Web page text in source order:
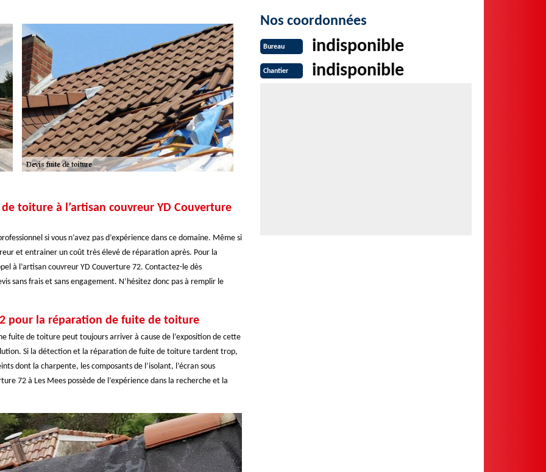
toiture à l’artisan couvreur YD Couverture
si vous n’avez pas d’expérience dans ce domaine. Même si
et entrainer un coût très élevé de réparation après. Pour la
à l’artisan couvreur YD Couverture 72. Contactez-le dès
sans frais et sans engagement. N’hésitez donc pas à remplir le
pour la réparation de fuite de toiture
fuite de toiture peut toujours arriver à cause de l’exposition de cette
Si la détection et la réparation de fuite de toiture tardent trop,
dont la charpente, les composants de l’isolant, l’écran sous
72 à Les Mees possède de l’expérience dans la recherche et la
Nos coordonnées
Bureau indisponible
Chantier indisponible